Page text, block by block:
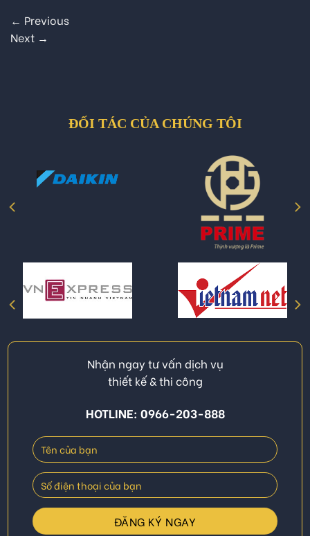
← Previous
Next →
ĐỐI TÁC CỦA CHÚNG TÔI
Nhận ngay tư vấn dịch vụ
thiết kế & thi công
HOTLINE: 0966-203-888